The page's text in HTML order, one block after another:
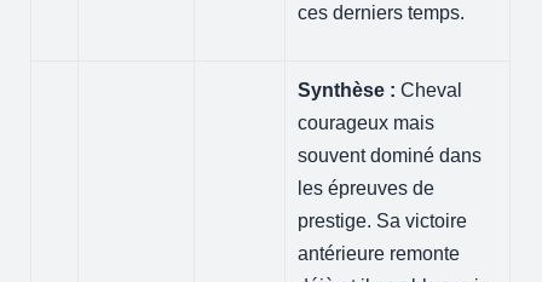
ces derniers temps.
Synthèse : Cheval
courageux mais
souvent dominé dans
les épreuves de
prestige. Sa victoire
antérieure remonte